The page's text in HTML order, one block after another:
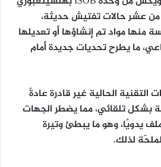
عشر حالات تفتيش حديثة،
مواد تم إنشاؤها أو تعديلها
ما يطرح تحديات جديدة أمام
التقنية الحالية غير قادرة عادةً
بشكل تلقائي، مما يضطر الجهات
يدويًا، وهو ما يبطئ وتيرة
لذلك.